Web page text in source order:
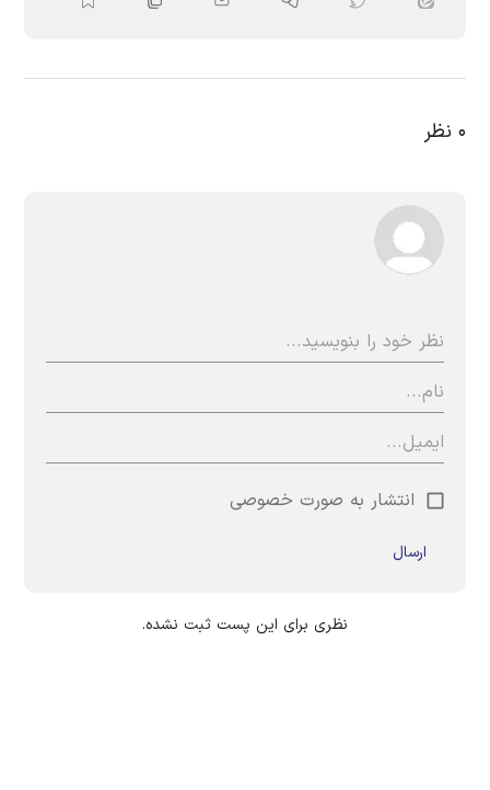
۰ نظر
انتشار به صورت خصوصی
ارسال
نظری برای این پست ثبت نشده.